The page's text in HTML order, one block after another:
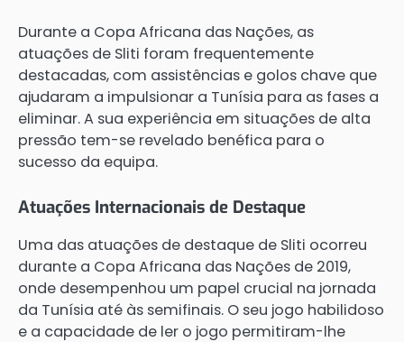
Durante a Copa Africana das Nações, as
atuações de Sliti foram frequentemente
destacadas, com assistências e golos chave que
ajudaram a impulsionar a Tunísia para as fases a
eliminar. A sua experiência em situações de alta
pressão tem-se revelado benéfica para o
sucesso da equipa.
Atuações Internacionais de Destaque
Uma das atuações de destaque de Sliti ocorreu
durante a Copa Africana das Nações de 2019,
onde desempenhou um papel crucial na jornada
da Tunísia até às semifinais. O seu jogo habilidoso
e a capacidade de ler o jogo permitiram-lhe